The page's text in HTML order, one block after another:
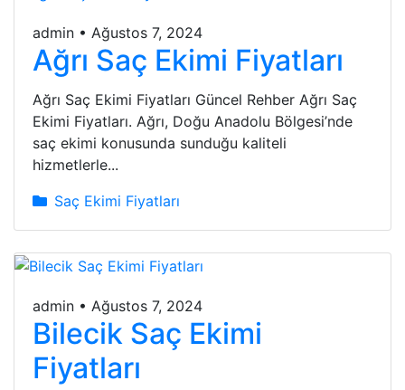
admin • Ağustos 7, 2024
Ağrı Saç Ekimi Fiyatları
Ağrı Saç Ekimi Fiyatları Güncel Rehber Ağrı Saç
Ekimi Fiyatları. Ağrı, Doğu Anadolu Bölgesi’nde
saç ekimi konusunda sunduğu kaliteli
hizmetlerle...
Saç Ekimi Fiyatları
admin • Ağustos 7, 2024
Bilecik Saç Ekimi
Fiyatları